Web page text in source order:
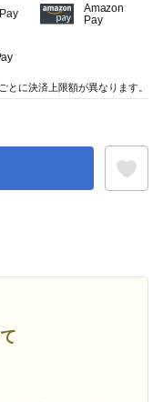
Amazon
Pay
とに決済上限額が異なります。